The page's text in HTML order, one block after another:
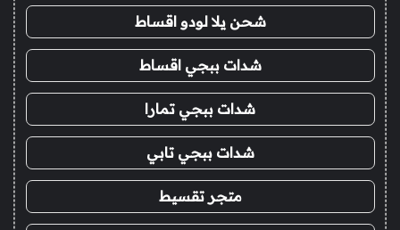
شحن يلا لودو اقساط
شدات ببجي اقساط
شدات ببجي تمارا
شدات ببجي تابي
متجر تقسيط